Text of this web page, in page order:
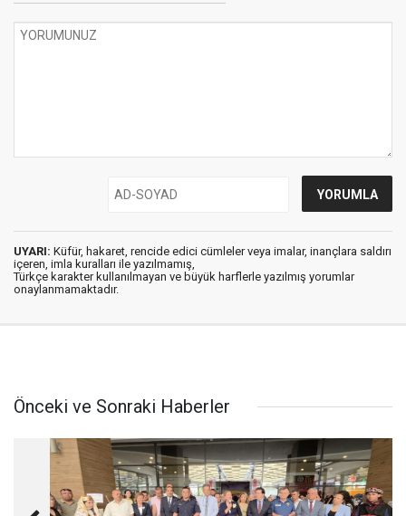
UYARI: Küfür, hakaret, rencide edici cümleler veya imalar, inançlara saldırı
içeren, imla kuralları ile yazılmamış,
Türkçe karakter kullanılmayan ve büyük harflerle yazılmış yorumlar
onaylanmamaktadır.
Önceki ve Sonraki Haberler